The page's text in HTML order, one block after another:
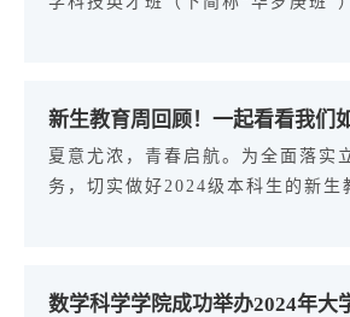
注重培养同学们的数学思维、创新
大学经纬楼三楼报告厅顺利进行。
委书记李静茹、副院长李忠华、党
罗庚先生弟子清华大学冯克勤教授
教授出席，同济大学数学科学学院
夏意尤浓，青春启航。为全面落实
务，切实做好2024级本科生的新生
科学学院结合自身实际，发挥学科
级本科生新生顺利开启大学新生活